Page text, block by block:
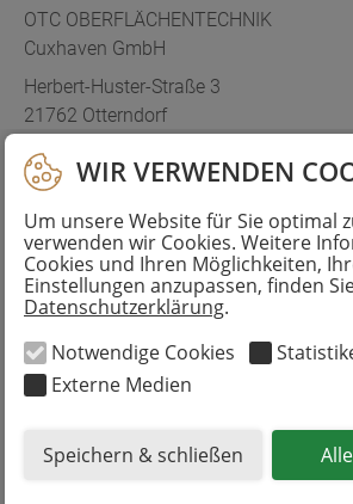
WIR VERWENDEN
Um unsere Website für Sie optimal
verwenden wir Cookies. Weitere
Cookies und Ihren Möglichkeiten,
Einstellungen anzupassen, finden
Datenschutzerklärung.
Notwendige Cookies
Externe Medien
Speichern & schließen
OTC OBERFLÄCHENTECHNIK
Cuxhaven GmbH
Herbert-Huster-Straße 3
21762 Otterndorf
+49(0)4751 997920
career@otc-cux.de
Technologie & Ausbildungscampus
Cuxhaven GmbH
Humphry-Davy-Straße 62
27472 Cuxhaven
career@tac-cux.de
JOIN THE TEAM.